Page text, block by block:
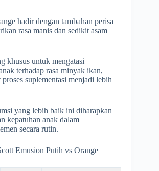
hadir dengan tambahan perisa
rasa manis dan sedikit asam
khusus untuk mengatasi
terhadap rasa minyak ikan,
suplementasi menjadi lebih
yang lebih baik ini diharapkan
kepatuhan anak dalam
secara rutin.
Emusion Putih vs Orange